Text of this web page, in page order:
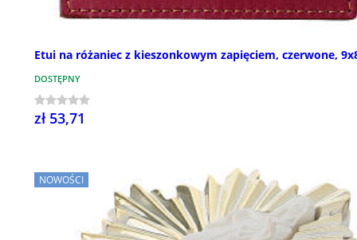
Etui na różaniec z kieszonkowym zapięciem, czerwone,
DOSTĘPNY
zł 53,71
NOWOŚCI